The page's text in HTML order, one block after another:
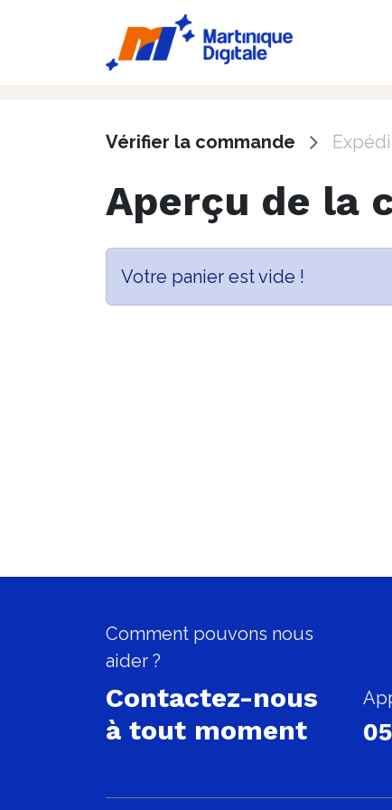
Vérifier la commande
Aperçu de la
Votre panier est vide !
Comment pouvons nous
aider ?
Contactez-nous
à tout moment